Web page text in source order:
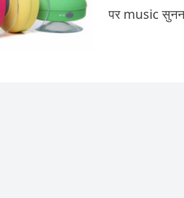
पर music